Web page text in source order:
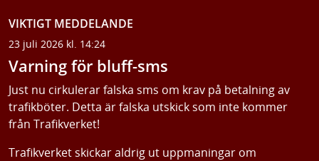
VIKTIGT MEDDELANDE
23 juli 2026 kl. 14:24
Varning för bluff-sms
Just nu cirkulerar falska sms om krav på betalning av
trafikböter. Detta är falska utskick som inte kommer
från Trafikverket!
Trafikverket skickar aldrig ut uppmaningar om